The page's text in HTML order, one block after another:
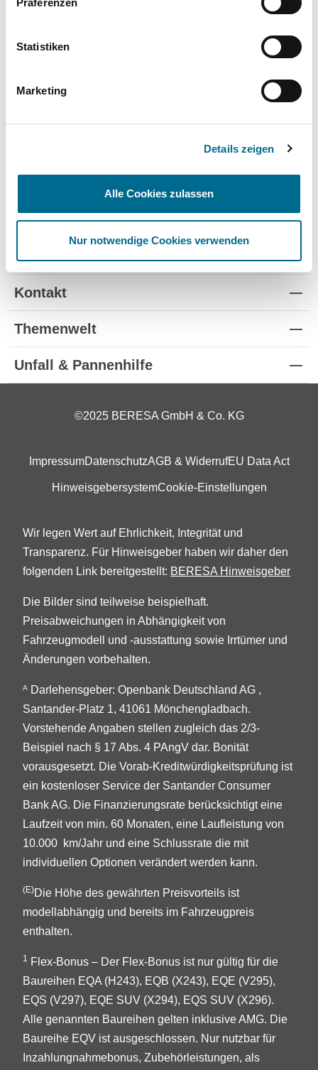
Präferenzen
Statistiken
Marketing
Details zeigen
Alle Cookies zulassen
Nur notwendige Cookies verwenden
Schnelle Verfügbarkeit
Flexible Laufzeiten ✔ - -
- -
Standorte
Kontakt
Themenwelt
Unfall & Pannenhilfe
©2025 BERESA GmbH & Co. KG
ImpressumDatenschutzAGB & WiderrufEU Data Act
HinweisgebersystemCookie-Einstellungen
Wir legen Wert auf Ehrlichkeit, Integrität und
Transparenz. Für Hinweisgeber haben wir daher den
folgenden Link bereitgestellt: BERESA Hinweisgeber
Die Bilder sind teilweise beispielhaft.
Preisabweichungen in Abhängigkeit von
Fahrzeugmodell und -ausstattung sowie Irrtümer und
Änderungen vorbehalten.
A
Darlehensgeber: Openbank Deutschland AG ,
Santander-Platz 1, 41061 Mönchengladbach.
Vorstehende Angaben stellen zugleich das 2/3-
Beispiel nach § 17 Abs. 4 PAngV dar. Bonität
vorausgesetzt. Die Vorab-Kreditwürdigkeitsprüfung ist
ein kostenloser Service der Santander Consumer
Bank AG. Die Finanzierungsrate berücksichtigt eine
Laufzeit von min. 60 Monaten, eine Laufleistung von
10.000 km/Jahr und eine Schlussrate die mit
individuellen Optionen verändert werden kann.
(E)Die Höhe des gewährten Preisvorteils ist
modellabhängig und bereits im Fahrzeugpreis
enthalten.
1 Flex-Bonus – Der Flex-Bonus ist nur gültig für die
Baureihen EQA (H243), EQB (X243), EQE (V295),
EQS (V297), EQE SUV (X294), EQS SUV (X296).
Alle genannten Baureihen gelten inklusive AMG. Die
Baureihe EQV ist ausgeschlossen. Nur nutzbar für
Inzahlungnahmebonus, Zubehörleistungen, als